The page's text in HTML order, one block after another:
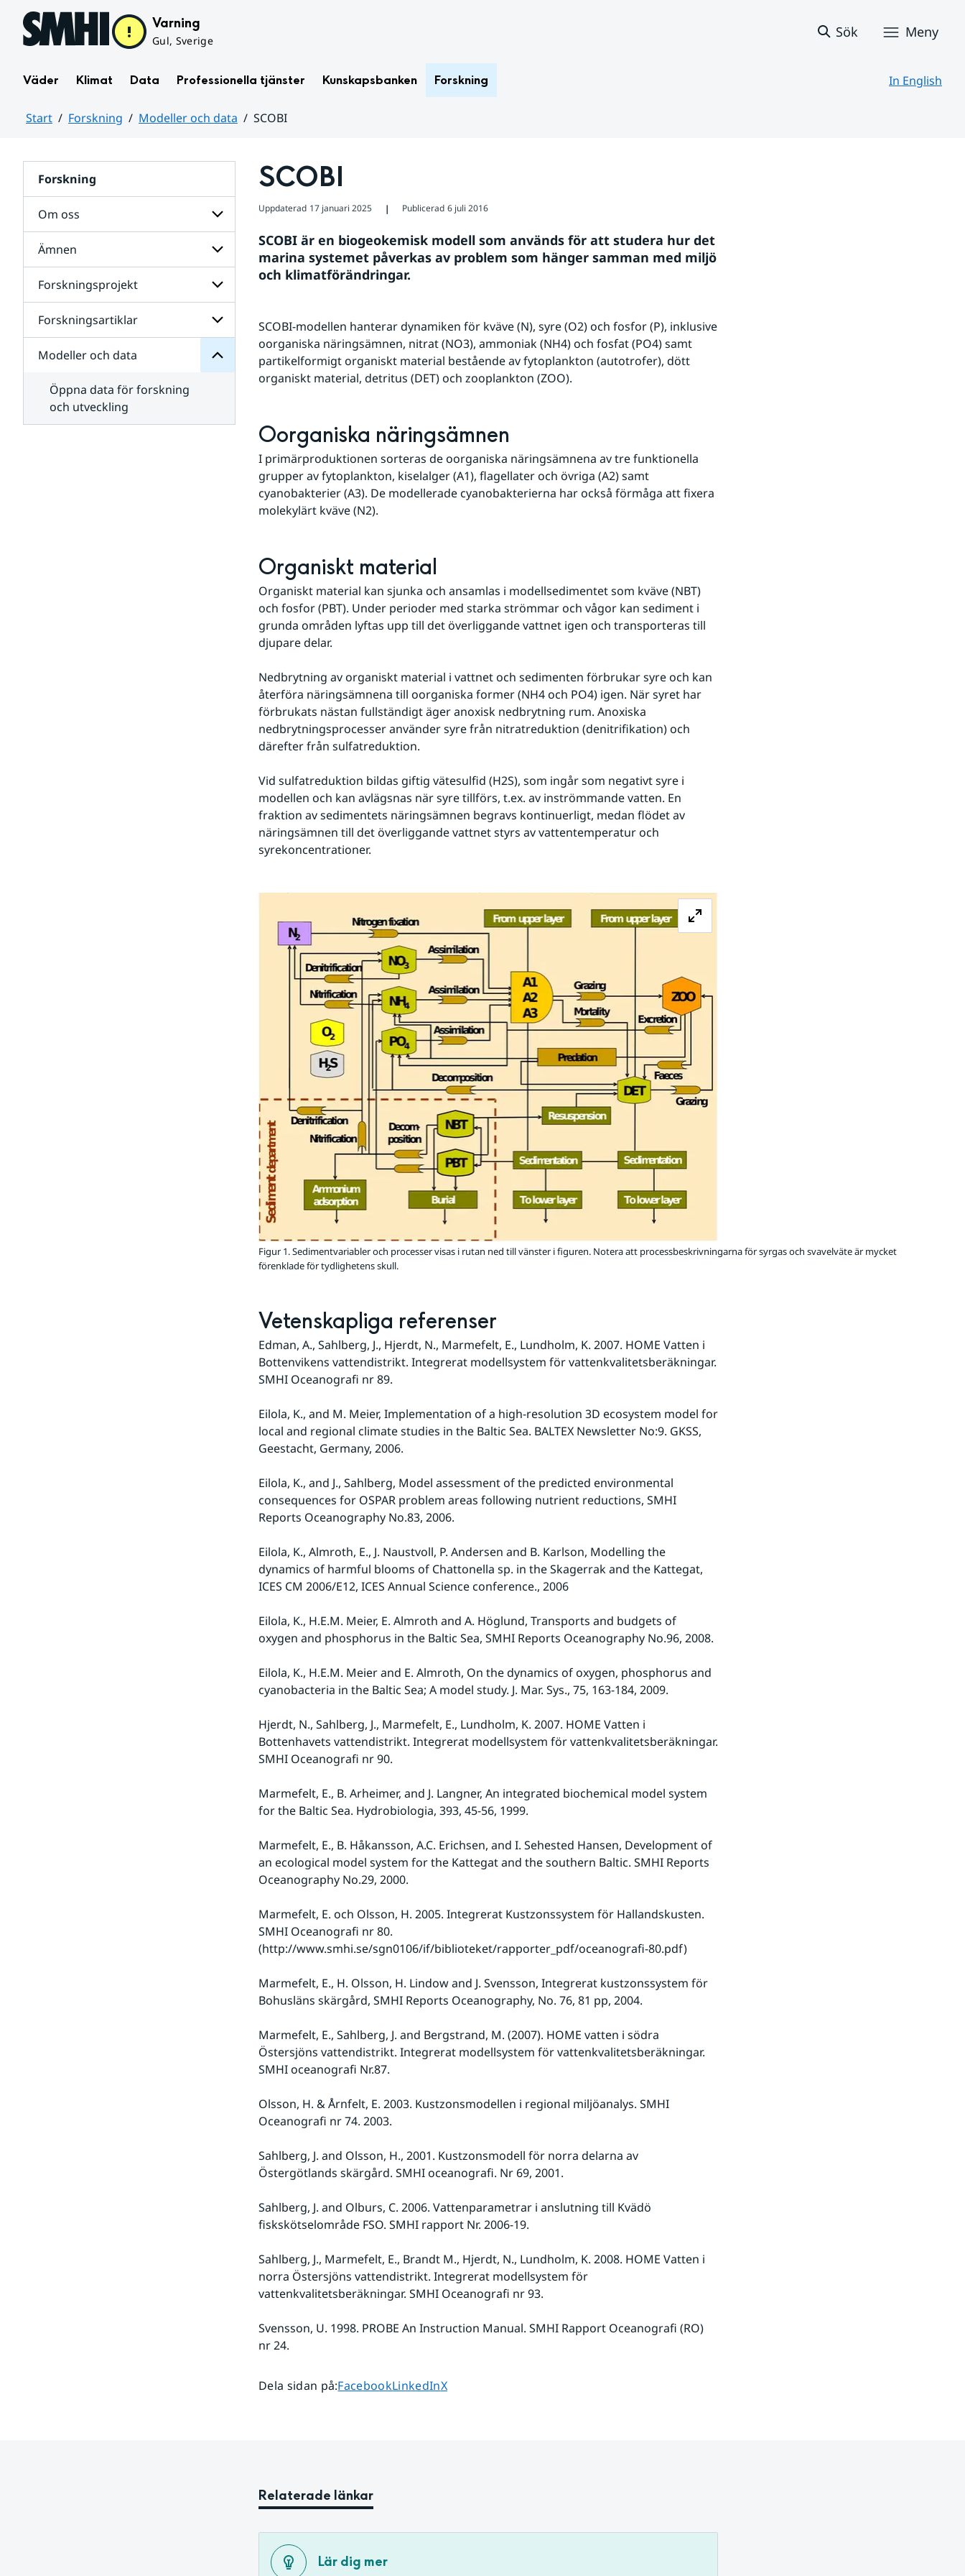
Hoppa till sidans innehåll Varning
Gul, Sverige
Sök Meny
Väder Klimat Data Professionella tjänster Kunskapsbanken Forskning In English
Start Forskning Modeller och data
SCOBI
Forskning
Om oss
Undersidor
för
Om
oss
Ämnen
Undersidor
för
Ämnen
Forskningsprojekt
Undersidor
för
Forskningsprojekt
Forskningsartiklar
Undersidor
Forskningsartiklar
Modeller och data
Undersidor
för
Modeller
och
data
Öppna data för forskning
och utveckling
SCOBI
Uppdaterad 17 januari 2025 ❘ Publicerad 6 juli 2016
SCOBI är en biogeokemisk modell som används för att studera hur det
marina systemet påverkas av problem som hänger samman med miljö
och klimatförändringar.
SCOBI-modellen hanterar dynamiken för kväve (N), syre (O2) och fosfor (P), inklusive
oorganiska näringsämnen, nitrat (NO3), ammoniak (NH4) och fosfat (PO4) samt
partikelformigt organiskt material bestående av fytoplankton (autotrofer), dött
organiskt material, detritus (DET) och zooplankton (ZOO).
Oorganiska näringsämnen
I primärproduktionen sorteras de oorganiska näringsämnena av tre funktionella
grupper av fytoplankton, kiselalger (A1), flagellater och övriga (A2) samt
cyanobakterier (A3). De modellerade cyanobakterierna har också förmåga att fixera
molekylärt kväve (N2).
Organiskt material
Organiskt material kan sjunka och ansamlas i modellsedimentet som kväve (NBT)
och fosfor (PBT). Under perioder med starka strömmar och vågor kan sediment i
grunda områden lyftas upp till det överliggande vattnet igen och transporteras till
djupare delar.
Nedbrytning av organiskt material i vattnet och sedimenten förbrukar syre och kan
återföra näringsämnena till oorganiska former (NH4 och PO4) igen. När syret har
förbrukats nästan fullständigt äger anoxisk nedbrytning rum. Anoxiska
nedbrytningsprocesser använder syre från nitratreduktion (denitrifikation) och
därefter från sulfatreduktion.
Vid sulfatreduktion bildas giftig vätesulfid (H2S), som ingår som negativt syre i
modellen och kan avlägsnas när syre tillförs, t.ex. av inströmmande vatten. En
fraktion av sedimentets näringsämnen begravs kontinuerligt, medan flödet av
näringsämnen till det överliggande vattnet styrs av vattentemperatur och
syrekoncentrationer.
Förstora bilden
Figur 1. Sedimentvariabler och processer visas i rutan ned till vänster i figuren. Notera att processbeskrivningarna för syrgas och svavelväte är mycket
förenklade för tydlighetens skull.
Vetenskapliga referenser
Edman, A., Sahlberg, J., Hjerdt, N., Marmefelt, E., Lundholm, K. 2007. HOME Vatten i
Bottenvikens vattendistrikt. Integrerat modellsystem för vattenkvalitetsberäkningar.
SMHI Oceanografi nr 89.
Eilola, K., and M. Meier, Implementation of a high-resolution 3D ecosystem model for
local and regional climate studies in the Baltic Sea. BALTEX Newsletter No:9. GKSS,
Geestacht, Germany, 2006.
Eilola, K., and J., Sahlberg, Model assessment of the predicted environmental
consequences for OSPAR problem areas following nutrient reductions, SMHI
Reports Oceanography No.83, 2006.
Eilola, K., Almroth, E., J. Naustvoll, P. Andersen and B. Karlson, Modelling the
dynamics of harmful blooms of Chattonella sp. in the Skagerrak and the Kattegat,
ICES CM 2006/E12, ICES Annual Science conference., 2006
Eilola, K., H.E.M. Meier, E. Almroth and A. Höglund, Transports and budgets of
oxygen and phosphorus in the Baltic Sea, SMHI Reports Oceanography No.96, 2008.
Eilola, K., H.E.M. Meier and E. Almroth, On the dynamics of oxygen, phosphorus and
cyanobacteria in the Baltic Sea; A model study. J. Mar. Sys., 75, 163-184, 2009.
Hjerdt, N., Sahlberg, J., Marmefelt, E., Lundholm, K. 2007. HOME Vatten i
Bottenhavets vattendistrikt. Integrerat modellsystem för vattenkvalitetsberäkningar.
SMHI Oceanografi nr 90.
Marmefelt, E., B. Arheimer, and J. Langner, An integrated biochemical model system
for the Baltic Sea. Hydrobiologia, 393, 45-56, 1999.
Marmefelt, E., B. Håkansson, A.C. Erichsen, and I. Sehested Hansen, Development of
an ecological model system for the Kattegat and the southern Baltic. SMHI Reports
Oceanography No.29, 2000.
Marmefelt, E. och Olsson, H. 2005. Integrerat Kustzonssystem för Hallandskusten.
SMHI Oceanografi nr 80.
(http://www.smhi.se/sgn0106/if/biblioteket/rapporter_pdf/oceanografi-80.pdf)
Marmefelt, E., H. Olsson, H. Lindow and J. Svensson, Integrerat kustzonssystem för
Bohusläns skärgård, SMHI Reports Oceanography, No. 76, 81 pp, 2004.
Marmefelt, E., Sahlberg, J. and Bergstrand, M. (2007). HOME vatten i södra
Östersjöns vattendistrikt. Integrerat modellsystem för vattenkvalitetsberäkningar.
SMHI oceanografi Nr.87.
Olsson, H. & Årnfelt, E. 2003. Kustzonsmodellen i regional miljöanalys. SMHI
Oceanografi nr 74. 2003.
Sahlberg, J. and Olsson, H., 2001. Kustzonsmodell för norra delarna av
Östergötlands skärgård. SMHI oceanografi. Nr 69, 2001.
Sahlberg, J. and Olburs, C. 2006. Vattenparametrar i anslutning till Kvädö
fiskskötselområde FSO. SMHI rapport Nr. 2006-19.
Sahlberg, J., Marmefelt, E., Brandt M., Hjerdt, N., Lundholm, K. 2008. HOME Vatten i
norra Östersjöns vattendistrikt. Integrerat modellsystem för
vattenkvalitetsberäkningar. SMHI Oceanografi nr 93.
Svensson, U. 1998. PROBE An Instruction Manual. SMHI Rapport Oceanografi (RO)
nr 24.
Dela sidan på:Dela sidan på
FacebookDela sidan på
LinkedInDela sidan på
X
Relaterade länkar
Lär dig mer